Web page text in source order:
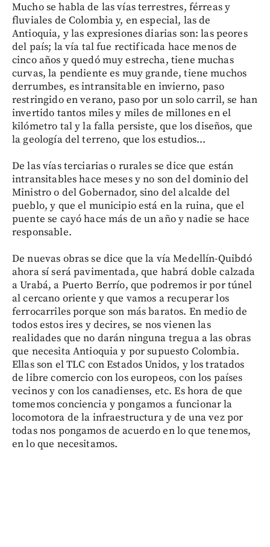
Mucho se habla de las vías terrestres, férreas y
fluviales de Colombia y, en especial, las de
Antioquia, y las expresiones diarias son: las peores
del país; la vía tal fue rectificada hace menos de
cinco años y quedó muy estrecha, tiene muchas
curvas, la pendiente es muy grande, tiene muchos
derrumbes, es intransitable en invierno, paso
restringido en verano, paso por un solo carril, se han
invertido tantos miles y miles de millones en el
kilómetro tal y la falla persiste, que los diseños, que
la geología del terreno, que los estudios...
De las vías terciarias o rurales se dice que están
intransitables hace meses y no son del dominio del
Ministro o del Gobernador, sino del alcalde del
pueblo, y que el municipio está en la ruina, que el
puente se cayó hace más de un año y nadie se hace
responsable.
De nuevas obras se dice que la vía Medellín-Quibdó
ahora sí será pavimentada, que habrá doble calzada
a Urabá, a Puerto Berrío, que podremos ir por túnel
al cercano oriente y que vamos a recuperar los
ferrocarriles porque son más baratos. En medio de
todos estos ires y decires, se nos vienen las
realidades que no darán ninguna tregua a las obras
que necesita Antioquia y por supuesto Colombia.
Ellas son el TLC con Estados Unidos, y los tratados
de libre comercio con los europeos, con los países
vecinos y con los canadienses, etc. Es hora de que
tomemos conciencia y pongamos a funcionar la
locomotora de la infraestructura y de una vez por
todas nos pongamos de acuerdo en lo que tenemos,
en lo que necesitamos.